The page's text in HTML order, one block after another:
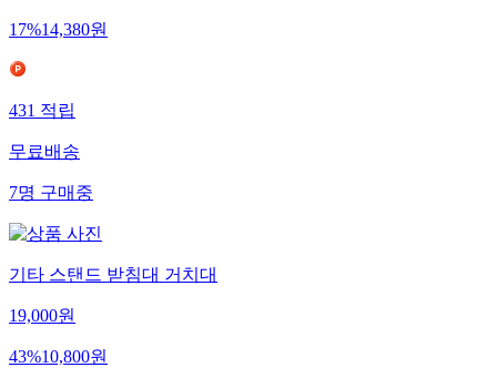
17%14,380원
431 적립
무료배송
7명 구매중
기타 스탠드 받침대 거치대
19,000원
43%10,800원